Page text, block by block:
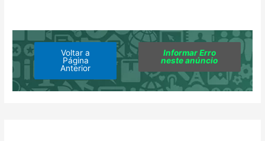
Voltar a
Página
Anterior
Informar Erro
neste anúncio